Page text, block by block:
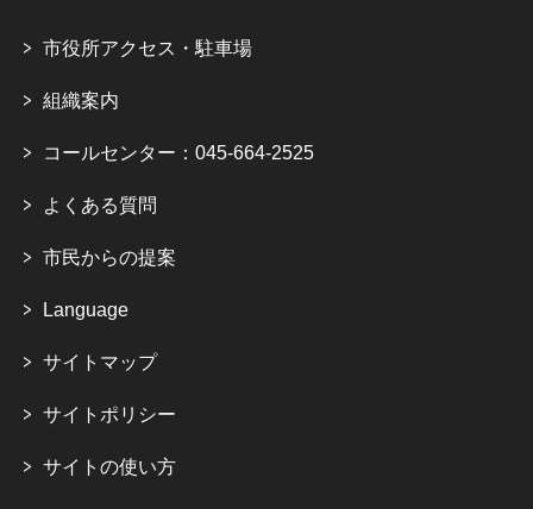
市役所アクセス・駐車場
組織案内
コールセンター：045-664-2525
よくある質問
市民からの提案
Language
サイトマップ
サイトポリシー
サイトの使い方